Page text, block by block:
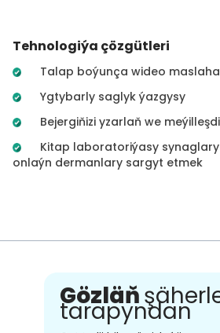
Tehnologiýa çözgütleri
Talap boýunça wideo
Ygtybarly saglyk ýazgysy
Bejergiňizi yzarlaň we
Kitap laboratoriýasy
onlaýn dermanlary sargyt etmek
Gözläň
tarapyndan